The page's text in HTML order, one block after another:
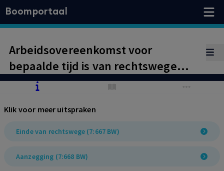
Boomportaal
Arbeidsovereenkomst voor
bepaalde tijd is van rechtswege
geëindigd. Werkgever heeft geen
onvoorwaardelijke ontbinding.
Voorwaardelijke ontbinding
arbeidsovereenkomst kan niet
Klik voor meer uitspraken
Einde van rechtswege (7:667 BW)
Aanzegging (7:668 BW)